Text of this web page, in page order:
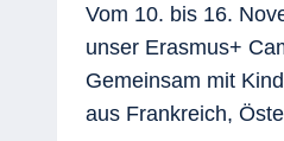
Vom 10. bis 16.
unser Erasmus+
Gemeinsam mit
aus Frankreich,